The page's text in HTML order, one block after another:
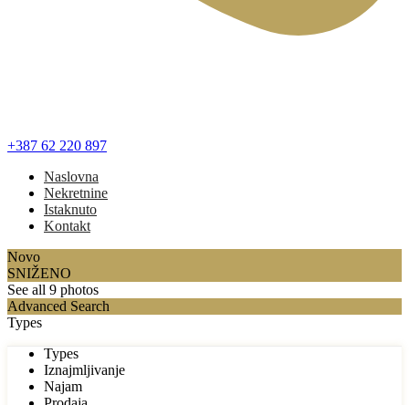
+387 62 220 897
Naslovna
Nekretnine
Istaknuto
Kontakt
Novo
SNIŽENO
See all 9 photos
Advanced Search
Types
Types
Iznajmljivanje
Najam